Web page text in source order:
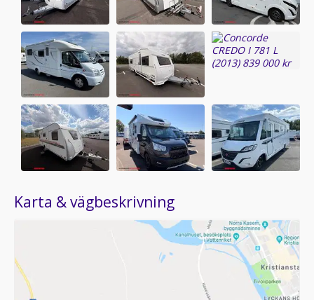
Karta & vägbeskrivning